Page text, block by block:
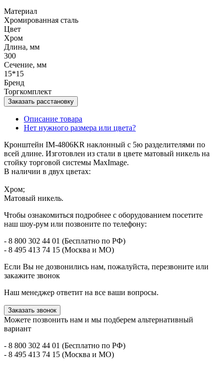
Материал
Хромированная сталь
Цвет
Хром
Длина, мм
300
Сечение, мм
15*15
Бренд
Торгкомплект
Заказать расстановку
Описание товара
Нет нужного размера или цвета?
Кронштейн IM-4806KR наклонный с 5ю разделителями по
всей длине. Изготовлен из стали в цвете матовый никель на
стойку торговой системы MaxImage.
В наличии в двух цветах:
Хром;
Матовый никель.
Чтобы ознакомиться подробнее с оборудованием посетите
наш шоу-рум или позвоните по телефону:
- 8 800 302 44 01 (Бесплатно по РФ)
- 8 495 413 74 15 (Москва и МО)
Если Вы не дозвонились нам, пожалуйста, перезвоните или
закажите звонок
Наш менеджер ответит на все ваши вопросы.
Заказать звонок
Можете позвонить нам и мы подберем альтернативный
вариант
- 8 800 302 44 01 (Бесплатно по РФ)
- 8 495 413 74 15 (Москва и МО)